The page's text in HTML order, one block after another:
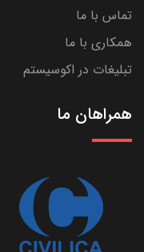
تماس با ما
همکاری با ما
تبلیغات در اکوسیستم
همراهان ما